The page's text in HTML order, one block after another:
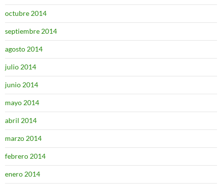
octubre 2014
septiembre 2014
agosto 2014
julio 2014
junio 2014
mayo 2014
abril 2014
marzo 2014
febrero 2014
enero 2014